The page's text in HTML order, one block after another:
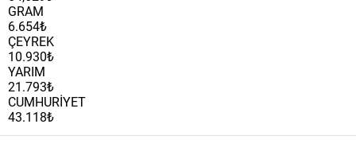
GRAM
6.654₺
ÇEYREK
10.930₺
YARIM
21.793₺
CUMHURİYET
43.118₺